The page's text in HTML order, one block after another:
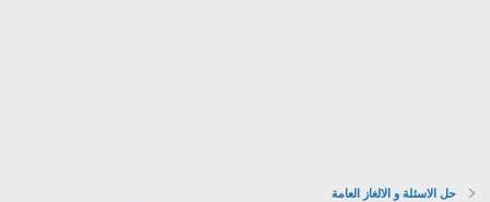
حل الاسئلة و الالغاز العامة